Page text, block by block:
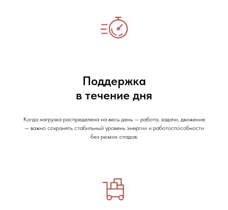
Поддержка
в течение дня
Когда нагрузка распределена на весь день — работа, задачи, движение
— важно сохранять стабильный уровень энергии и работоспособности
без резких спадов.